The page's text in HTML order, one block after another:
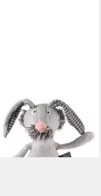
Kuscheltier Hase Otto Ohne
Plan, BeastsTown (1-St)
59,95 €
lieferbar - in 3-4 Werktagen bei dir